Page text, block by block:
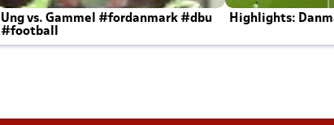
Ung vs. Gammel #fordanmark #dbu
#football
Highlights: